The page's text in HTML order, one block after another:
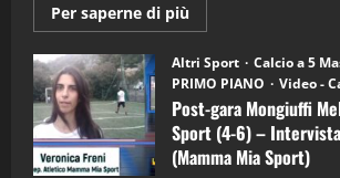
Per saperne di più
informazioni
Post-
gara
Mongiuffi
Melia
–
Mamma
Mia
Sport
Altri Sport
Calcio a 5
PRIMO PIANO
Video -
Post-gara Mongiuffi
Sport (4-6) –
(Mamma Mia Sport)
3
"SportEmpire" in Podcast
“SportEmpire” in
(Martedi 21 Aprile
21/04/2026